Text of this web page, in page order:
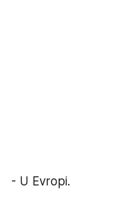
- U Evropi.